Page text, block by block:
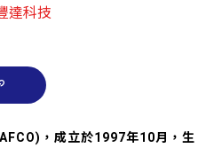
達科技
，成立於1997年10月，生